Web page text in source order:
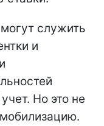
служить
и
Но это не